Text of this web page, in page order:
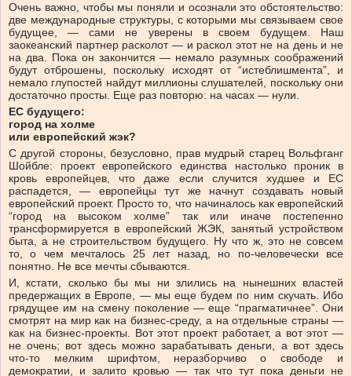
Очень важно, чтобы мы поняли и осознали это обстоятельство:
две международные структуры, с которыми мы связываем свое
будущее, — сами не уверены в своем будущем. Наш
заокеанский партнер расколот — и раскол этот не на день и не
на два. Пока он закончится — немало разумных соображений
будут отброшены, поскольку исходят от “истеблишмента”, и
немало глупостей найдут миллионы слушателей, поскольку они
достаточно просты. Еще раз повторю: на часах — нули.
ЕС будущего:
город на холме
или европейский жэк?
С другой стороны, безусловно, прав мудрый старец Вольфганг
Шойбле: проект европейского единства настолько проник в
кровь европейцев, что даже если случится худшее и ЕС
распадется, — европейцы тут же начнут создавать новый
европейский проект. Просто то, что начиналось как европейский
“город на высоком холме” так или иначе постепенно
трансформируется в европейский ЖЭК, занятый устройством
быта, а не строительством будущего. Ну что ж, это не совсем
то, о чем мечталось 25 лет назад, но по-человечески все
понятно. Не все мечты сбываются.
И, кстати, сколько бы мы ни злились на нынешних властей
предержащих в Европе, — мы еще будем по ним скучать. Ибо
грядущее им на смену поколение — еще “прагматичнее”. Они
смотрят на мир как на бизнес-среду, а на отдельные страны —
как на бизнес-проекты. Вот этот проект работает, а вот этот —
не очень; вот здесь можно зарабатывать деньги, а вот здесь
что-то мелким шрифтом, неразборчиво о свободе и
демократии, и залито кровью — так что тут пока деньги не